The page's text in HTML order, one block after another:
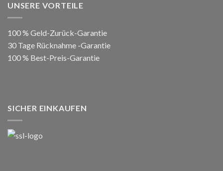
UNSERE VORTEILE
100 % Geld-Zurück-Garantie
30 Tage Rücknahme -Garantie
100 % Best-Preis-Garantie
SICHER EINKAUFEN